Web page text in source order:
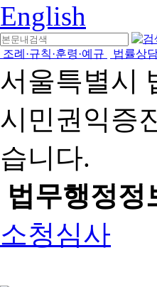
English
조례·규칙·훈령·예규 법률상
서울특별시
시민권익증
습니다.
법무행정정
소청심사